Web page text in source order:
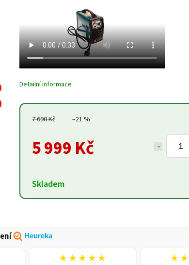
7 690 Kč –21 %
5 999 Kč
Skladem
Detailní informace
Heureka
★★★★★